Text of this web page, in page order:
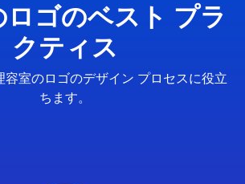
ロゴのベスト プラ
クティス
容室のロゴのデザイン プロセスに役立
ちます。